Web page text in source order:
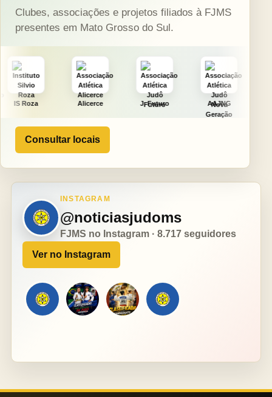
Clubes, associações e projetos filiados à FJMS
presentes em Mato Grosso do Sul.
Alicerce J. Futuro AAJNG TSURU
Consultar locais
INSTAGRAM
@noticiasjudoms
FJMS no Instagram · 8.717 seguidores
Ver no Instagram